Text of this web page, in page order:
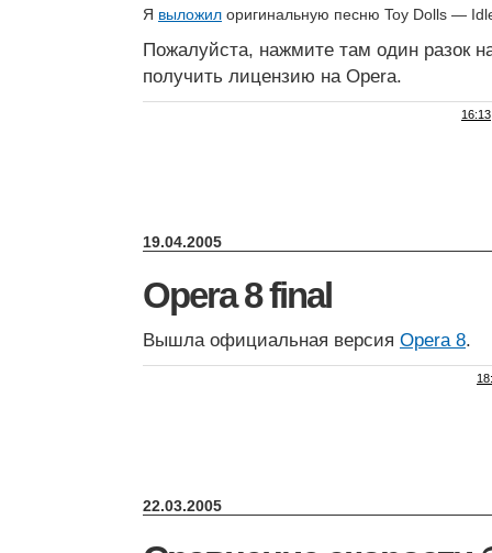
Я выложил оригинальную песню Toy Dolls —
Пожалуйста, нажмите там один разок
получить лицензию на Opera.
16:13
19.04.2005
Opera 8 final
Вышла официальная версия Opera 8.
22.03.2005